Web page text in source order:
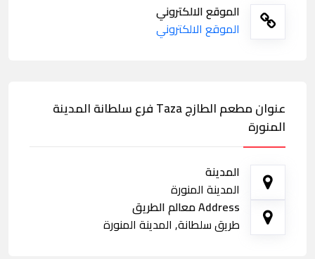
الموقع الالكتروني
الموقع الالكتروني
عنوان مطعم الطازج Taza فرع سلطانة المدينة
المنورة
المدينة
المدينة المنورة
Address معالم الطريق
طريق سلطانة, المدينة المنورة